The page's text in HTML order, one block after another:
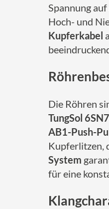
Spannung
Hoch- und
Kupferkabel
Die Röhren
TungSol
AB1-Push-
Kupferlitzen,
System
für eine